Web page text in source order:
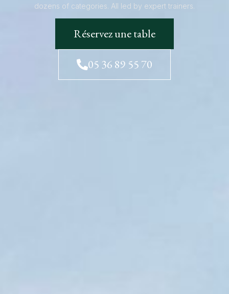
dozens of categories. All led by expert trainers.
Réservez une table
05 36 89 55 70